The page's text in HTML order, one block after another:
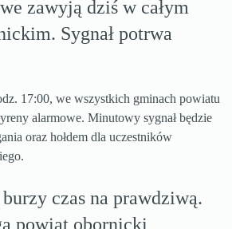
zawyją dziś w całym
Sygnał potrwa
17:00, we wszystkich gminach powiatu
alarmowe. Minutowy sygnał będzie
oraz hołdem dla uczestników
czas na prawdziwą.
powiat obornicki